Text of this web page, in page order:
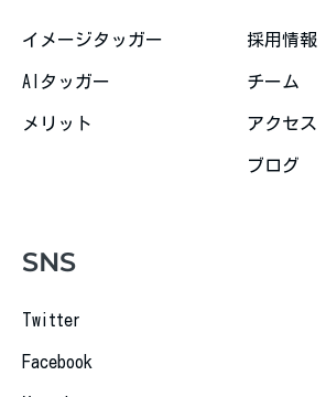
イメージタッガー
AIタッガー
メリット
採用情報
チーム
アクセス
ブログ
SNS
Twitter
Facebook